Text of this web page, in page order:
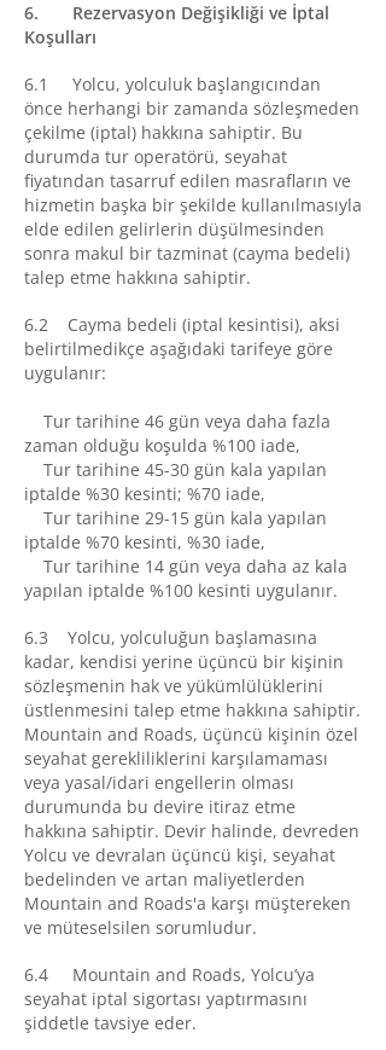
6. Rezervasyon Değişikliği ve İptal
Koşulları
6.1 Yolcu, yolculuk başlangıcından
önce herhangi bir zamanda sözleşmeden
çekilme (iptal) hakkına sahiptir. Bu
durumda tur operatörü, seyahat
fiyatından tasarruf edilen masrafların ve
hizmetin başka bir şekilde kullanılmasıyla
elde edilen gelirlerin düşülmesinden
sonra makul bir tazminat (cayma bedeli)
talep etme hakkına sahiptir.
6.2 Cayma bedeli (iptal kesintisi), aksi
belirtilmedikçe aşağıdaki tarifeye göre
uygulanır:
Tur tarihine 46 gün veya daha fazla
zaman olduğu koşulda %100 iade,
Tur tarihine 45-30 gün kala yapılan
iptalde %30 kesinti; %70 iade,
Tur tarihine 29-15 gün kala yapılan
iptalde %70 kesinti, %30 iade,
Tur tarihine 14 gün veya daha az kala
yapılan iptalde %100 kesinti uygulanır.
6.3 Yolcu, yolculuğun başlamasına
kadar, kendisi yerine üçüncü bir kişinin
sözleşmenin hak ve yükümlülüklerini
üstlenmesini talep etme hakkına sahiptir.
Mountain and Roads, üçüncü kişinin özel
seyahat gerekliliklerini karşılamaması
veya yasal/idari engellerin olması
durumunda bu devire itiraz etme
hakkına sahiptir. Devir halinde, devreden
Yolcu ve devralan üçüncü kişi, seyahat
bedelinden ve artan maliyetlerden
Mountain and Roads'a karşı müştereken
ve müteselsilen sorumludur.
6.4 Mountain and Roads, Yolcu’ya
seyahat iptal sigortası yaptırmasını
şiddetle tavsiye eder.